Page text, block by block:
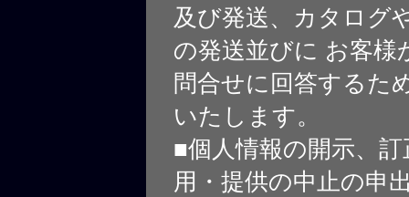
及び発送、カタログ
の発送並びに お客様
問合せに回答するた
いたします。
■個人情報の開示、
用・提供の中止の申